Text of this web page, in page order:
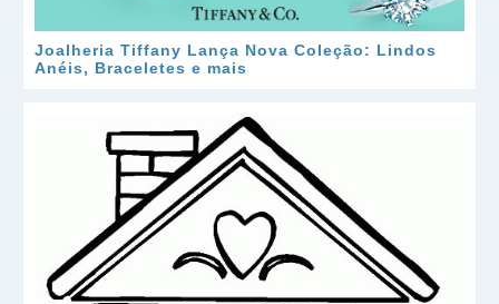
Joalheria Tiffany Lança Nova Coleção: Lindos
Anéis, Braceletes e mais